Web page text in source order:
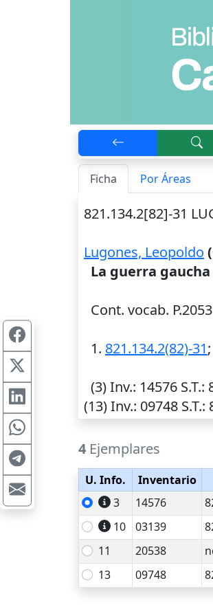
Ficha Por Áreas
821.134.2[82]-31
Lugones, Leopoldo
La guerra gaucha
Cont. vocab.
1. 821.134.2(82)-31
(3)Inv.: 14576 S.T.:
(13)Inv.: 09748 S.T.:
4 Ejemplares
U. Info. Inventario
3
14576
10
03139
11
20538
13
09748